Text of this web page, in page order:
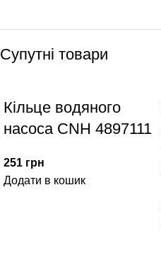
Супутні товари
Кільце водяного
насоса CNH 4897111
251 грн
Додати в кошик